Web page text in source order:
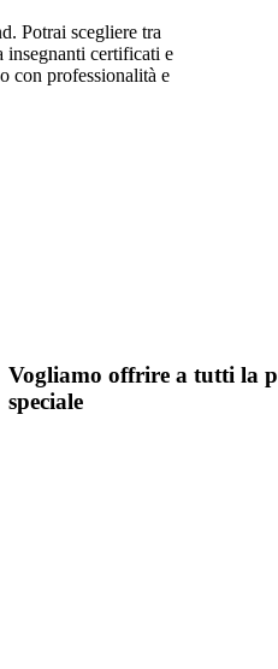
Potrai scegliere tra
insegnanti certificati e
con professionalità e
Vogliamo offrire a tutti la
speciale